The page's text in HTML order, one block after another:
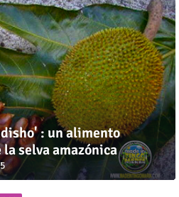
: un alimento
selva amazónica